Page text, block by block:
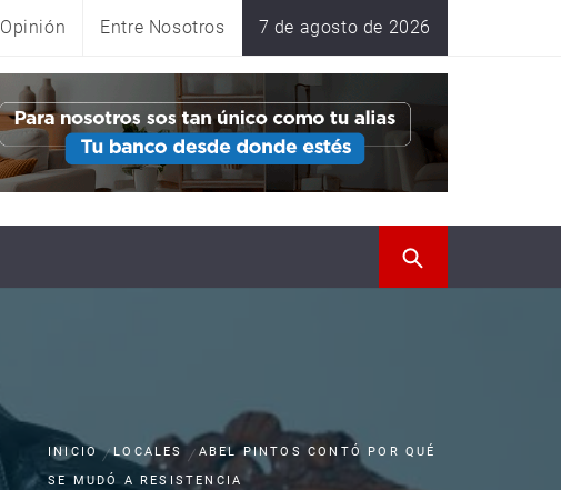
Opinión Entre Nosotros 7 de agosto de 2026
INICIO LOCALES
ABEL PINTOS CONTÓ POR QUÉ
SE MUDÓ A RESISTENCIA